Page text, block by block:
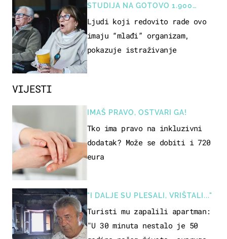
VIJESTI
IMAŠ PRAVO, OSTVARI GA!
Tko ima pravo na inkluzivni
dodatak? Može se dobiti i 720
eura
"I DALJE SU PLESALI, VRIŠTALI..."
Turisti mu zapalili apartman:
"U 30 minuta nestalo je 50
STUDIJA NA GOTOVO 1.900
OSOBA
Ljudi koji redovito rade ovo
imaju “mlađi” organizam,
pokazuje istraživanje